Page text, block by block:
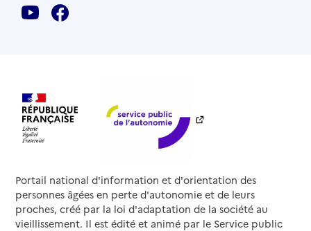
Portail national d'information et d'orientation des
personnes âgées en perte d'autonomie et de leurs
proches, créé par la loi d'adaptation de la société au
vieillissement. Il est édité et animé par le Service public